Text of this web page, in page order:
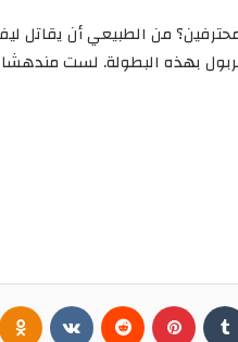
من الطبيعيأنيقاتل
بهذه البطولة. لستمندهشا
بينتيريست